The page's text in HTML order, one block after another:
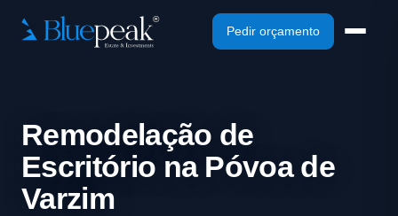
Pedir orçamento
Remodelação de
Escritório na Póvoa de
Varzim